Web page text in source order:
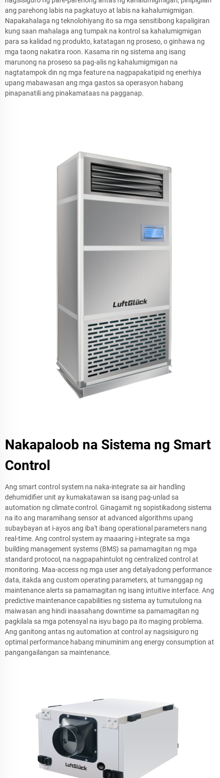
ang parehong labis na pagkatuyo at labis na kahalumigmigan.
Napakahalaga ng teknolohiyang ito sa mga sensitibong kapaligiran
kung saan mahalaga ang tumpak na kontrol sa kahalumigmigan
para sa kalidad ng produkto, katatagan ng proseso, o ginhawa ng
mga taong nakatira roon. Kasama rin ng sistema ang isang
marunong na proseso sa pag-alis ng kahalumigmigan na
nagtatampok din ng mga feature na nagpapakatipid ng enerhiya
upang mabawasan ang mga gastos sa operasyon habang
pinapanatili ang pinakamataas na pagganap.
Nakapaloob na Sistema ng Smart
Control
Ang smart control system na naka-integrate sa air handling
dehumidifier unit ay kumakatawan sa isang pag-unlad sa
automation ng climate control. Ginagamit ng sopistikadong sistema
na ito ang maramihang sensor at advanced algorithms upang
subaybayan at i-ayos ang iba't ibang operational parameters nang
real-time. Ang control system ay maaaring i-integrate sa mga
building management systems (BMS) sa pamamagitan ng mga
standard protocol, na nagpapahintulot ng centralized control at
monitoring. Maa-access ng mga user ang detalyadong performance
data, itakda ang custom operating parameters, at tumanggap ng
maintenance alerts sa pamamagitan ng isang intuitive interface. Ang
predictive maintenance capabilities ng sistema ay tumutulong na
maiwasan ang hindi inaasahang downtime sa pamamagitan ng
pagkilala sa mga potensyal na isyu bago pa ito maging problema.
Ang ganitong antas ng automation at control ay nagsisiguro ng
optimal performance habang minuminim ang energy consumption at
pangangailangan sa maintenance.